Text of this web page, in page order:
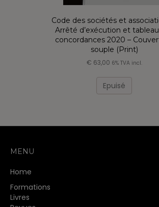
Code des sociétés et
Arrêté d’exécution et
concordances 2020 –
souple (Print)
€ 63,00 6% TVA incl.
Epuisé
MENU
Home
Formations
Livres